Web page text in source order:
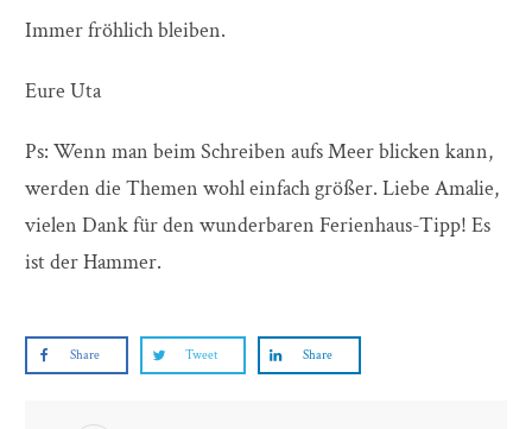
Immer fröhlich bleiben.
Eure Uta
Ps: Wenn man beim Schreiben aufs Meer blicken kann,
werden die Themen wohl einfach größer. Liebe Amalie,
vielen Dank für den wunderbaren Ferienhaus-Tipp! Es
ist der Hammer.
Share Tweet Share